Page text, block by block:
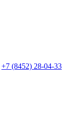
+7 (8452) 28-04-33